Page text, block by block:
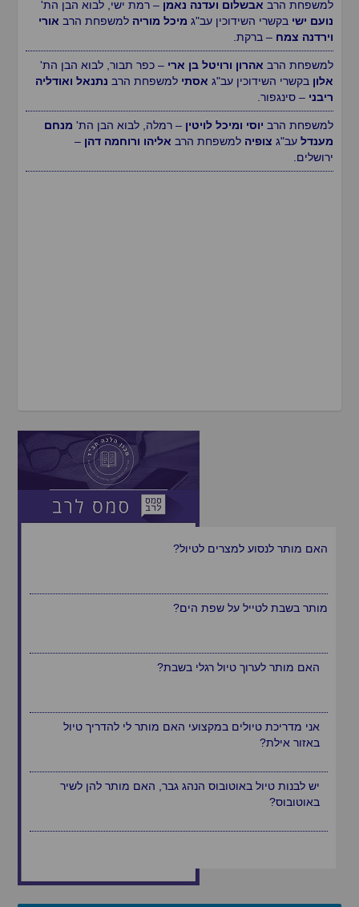
למשפחת הרב אבשלום ועדנה נאמן – רמת ישי, לבוא הבן הת'
נועם ישי בקשרי השידוכין עב"ג מיכל מוריה למשפחת הרב אורי
וירדנה צמח – ברקת.
למשפחת הרב אהרון ורויטל בן ארי – כפר תבור, לבוא הבן הת'
אלון בקשרי השידוכין עב"ג אסתי למשפחת הרב נתנאל ואודליה
ריבני – סינגפור.
למשפחת הרב יוסי ומיכל לויטין – רמלה, לבוא הבן הת' מנחם
מענדל עב"ג צופיה למשפחת הרב אליהו ורוחמה דהן –
ירושלים.
האם מותר לנסוע למצרים לטיול?
מותר בשבת לטייל על שפת הים?
האם מותר לערוך טיול רגלי בשבת?
אני מדריכת טיולים במקצועי האם מותר לי להדריך טיול
באזור אילת?
יש לבנות טיול באוטובוס הנהג גבר, האם מותר להן לשיר
באוטובוס?